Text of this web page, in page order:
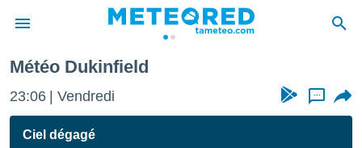
de
Météo Dukinfield
23:06 Vendredi ...
Ciel dégagé